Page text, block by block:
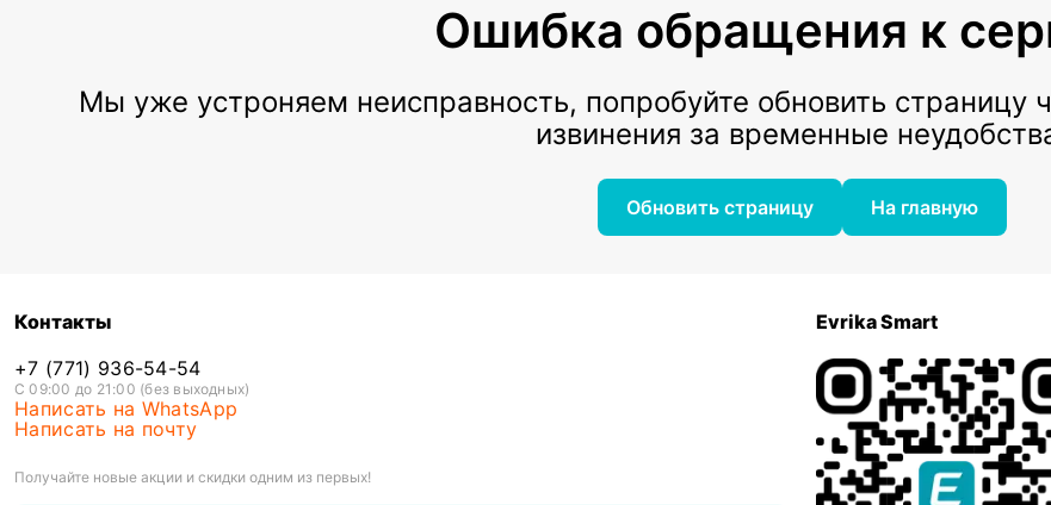
Ошибка обращения к
Мы уже устроняем неисправность, попробуйте обновить страницу
извинения за временные
Обновить страницу На главную
Контакты
+7 (771) 936-54-54
С 09:00 до 21:00 (без выходных)
Написать на WhatsApp
Написать на почту
Получайте новые акции и скидки одним из первых!
Evrika Smart